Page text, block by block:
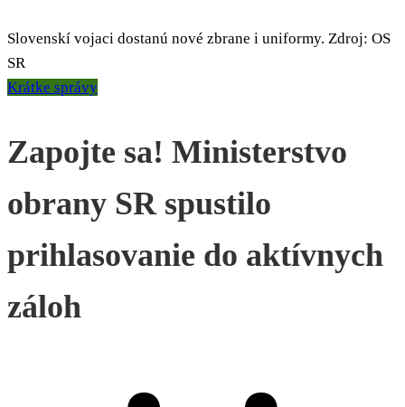
Slovenskí vojaci dostanú nové zbrane i uniformy. Zdroj: OS
SR
Krátke správy
Zapojte sa! Ministerstvo
obrany SR spustilo
prihlasovanie do aktívnych
záloh